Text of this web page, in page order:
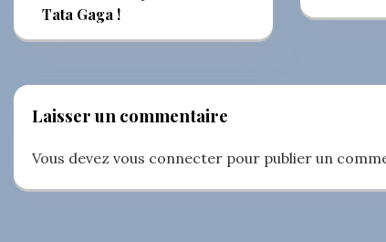
Tata Gaga !
Laisser un commentaire
Vous devez vous connecter pour publier un